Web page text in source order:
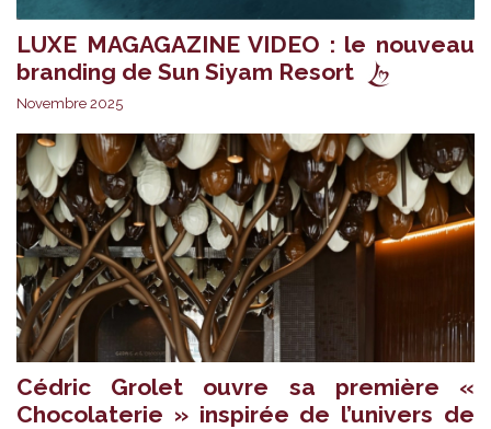
LUXE MAGAGAZINE VIDEO : le nouveau
branding de Sun Siyam Resort
Novembre 2025
Cédric Grolet ouvre sa première «
Chocolaterie » inspirée de l’univers de